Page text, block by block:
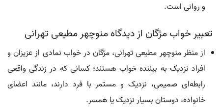
و روانی است.
تعبیر خواب مژگان از دیدگاه منوچهر مطیعی تهرانی
از منظر منوچهر مطیعی تهرانی، مژگان در خواب نمادی از عزیزان و
افراد نزدیک به بیننده خواب هستند؛ کسانی که در زندگی واقعی
رابطه‌ای صمیمی، نزدیک و مستمر با فرد دارند، مانند اعضای
خانواده، دوستان بسیار نزدیک یا همسر.